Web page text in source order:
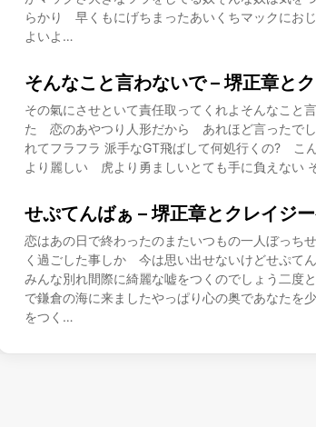
らかり 早くもにげちまったあいくちマックにお
よいよ…
そんなこと言わないで – 堺正章と
その氣にさせといて責任取ってくれよそんなこ
た 恋のあやつり人形だから あれほど言ったでし
れてフラフラ 派手なGT飛ばして何処行くの? こ
より麗しい 虎より勇ましいとても手に負えない
せぷてんばぁ – 堺正章とクレイジ
恋はあの日で終わったのまたいつもの一人ぼっ
く過ごした事しか 今は思い出せないけどせぷて
みんな別れ間際に綺麗な嘘をつくのでしょう二度
で鎌倉の海に来ましたやっぱり心の奥であなたを
をつく…